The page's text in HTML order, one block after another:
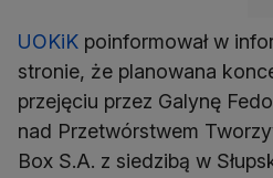
UOKiK poinformował w
stronie, że planowana
przejęciu przez Galynę
nad Przetwórstwem
Box S.A. z siedzibą w